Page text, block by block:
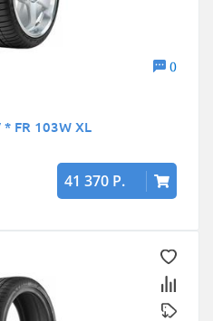
0
FR 103W XL
41 370 Р.